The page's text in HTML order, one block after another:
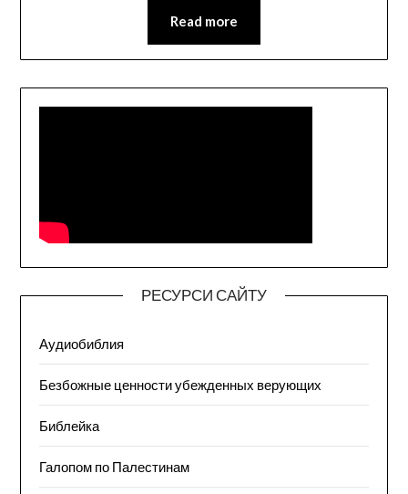
Read more
РЕСУРСИ САЙТУ
Аудиобиблия
Безбожные ценности убежденных верующих
Библейка
Галопом по Палестинам